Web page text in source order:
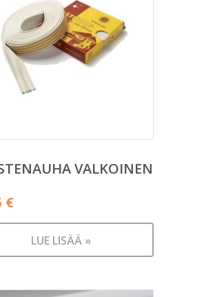
VALKOINEN
€
LUE LISÄÄ »